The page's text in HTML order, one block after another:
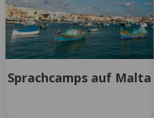
Sprachcamps auf Malta